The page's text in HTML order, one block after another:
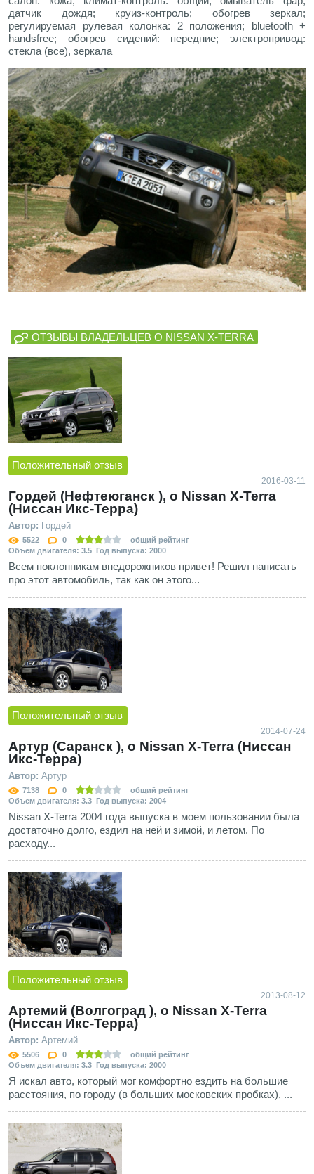
датчик дождя; круиз-контроль; обогрев зеркал;
регулируемая рулевая колонка: 2 положения; bluetooth +
handsfree; обогрев сидений: передние; электропривод:
стекла (все), зеркала
ОТЗЫВЫ ВЛАДЕЛЬЦЕВ О NISSAN X-TERRA
Положительный отзыв
2016-03-11
Гордей (Нефтеюганск ), о Nissan X-Terra
(Ниссан Икс-Терра)
Автор: Гордей
5522 0
общий рейтинг
Объем двигателя: 3.5 Год выпуска: 2000
Всем поклонникам внедорожников привет! Решил написать
про этот автомобиль, так как он этого...
Положительный отзыв
2014-07-24
Артур (Саранск ), о Nissan X-Terra (Ниссан
Икс-Терра)
Автор: Артур
7138 0
общий рейтинг
Объем двигателя: 3.3 Год выпуска: 2004
Nissan X-Terra 2004 года выпуска в моем пользовании была
достаточно долго, ездил на ней и зимой, и летом. По
расходу...
Положительный отзыв
2013-08-12
Артемий (Волгоград ), о Nissan X-Terra
(Ниссан Икс-Терра)
Автор: Артемий
5506 0
общий рейтинг
Объем двигателя: 3.3 Год выпуска: 2000
Я искал авто, который мог комфортно ездить на большие
расстояния, по городу (в больших московских пробках), ...